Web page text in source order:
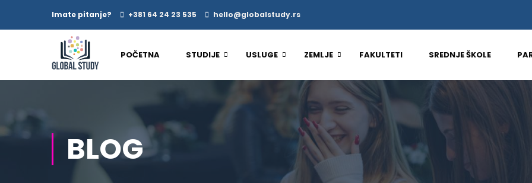
Imate pitanje? +381 64 24 23 535 hello@globalstudy.rs
POČETNA STUDIJE USLUGE ZEMLJE FAKULTETI SREDNJE ŠKOLE
BLOG